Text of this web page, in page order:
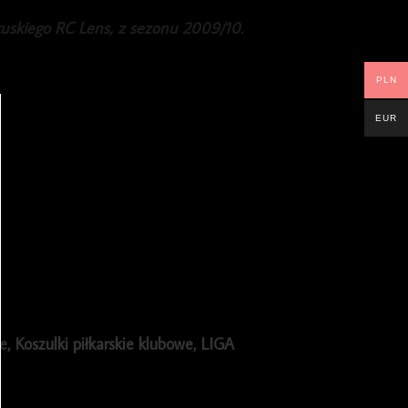
RC Lens, z sezonu 2009/10.
, Koszulki piłkarskie klubowe, LIGA
PLN
EUR